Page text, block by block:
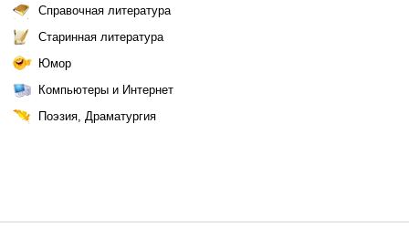
Справочная литература
Старинная литература
Юмор
Компьютеры и Интернет
Поэзия, Драматургия